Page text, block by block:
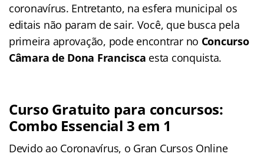
coronavírus. Entretanto, na esfera municipal os
editais não param de sair. Você, que busca pela
primeira aprovação, pode encontrar no Concurso
Câmara de Dona Francisca esta conquista.
Curso Gratuito para concursos:
Combo Essencial 3 em 1
Devido ao Coronavírus, o Gran Cursos Online